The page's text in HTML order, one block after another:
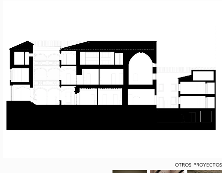
OTROS PROYECTOS